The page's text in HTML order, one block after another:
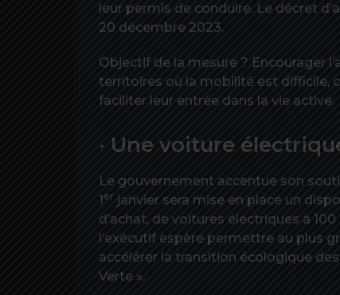
leur permis de conduire. Le décret
20 décembre 2023.
Objectif de la mesure ? Encourager
territoires où la mobilité est difficile,
faciliter leur entrée dans la vie active.
· Une voiture
Le gouvernement accentue son
1 er janvier sera mise en place un
d’achat, de voitures électriques à
l’exécutif espère permettre au plus
accélérer la transition écologique
Verte ».